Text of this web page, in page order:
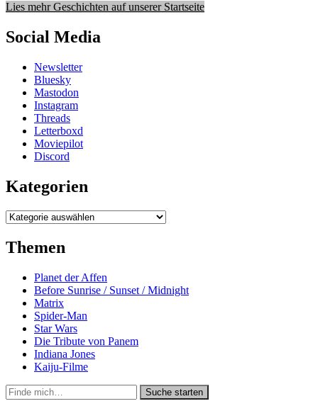
Lies mehr Geschichten auf unserer Startseite
Social Media
Newsletter
Bluesky
Mastodon
Instagram
Threads
Letterboxd
Moviepilot
Discord
Kategorien
Kategorien
Themen
Planet der Affen
Before Sunrise / Sunset / Midnight
Matrix
Spider-Man
Star Wars
Die Tribute von Panem
Indiana Jones
Kaiju-Filme
Suche
in
Suche starten